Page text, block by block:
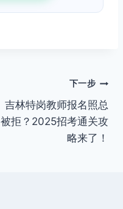
下一步
吉林特岗教师报名照总
被拒？2025招考通关攻
略来了！